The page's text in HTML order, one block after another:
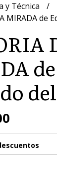
y Técnica
MIRADA de
de